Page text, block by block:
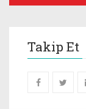
Takip Et